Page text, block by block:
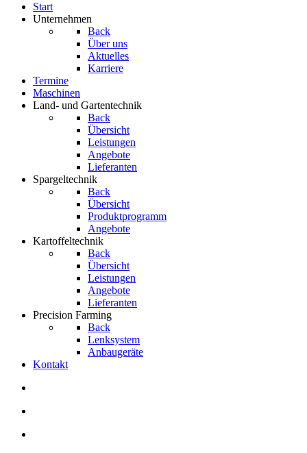
Start
Unternehmen
Back
Über uns
Aktuelles
Karriere
Termine
Maschinen
Land- und Gartentechnik
Back
Übersicht
Leistungen
Angebote
Lieferanten
Spargeltechnik
Back
Übersicht
Produktprogramm
Angebote
Kartoffeltechnik
Back
Übersicht
Leistungen
Angebote
Lieferanten
Precision Farming
Back
Lenksystem
Anbaugeräte
Kontakt